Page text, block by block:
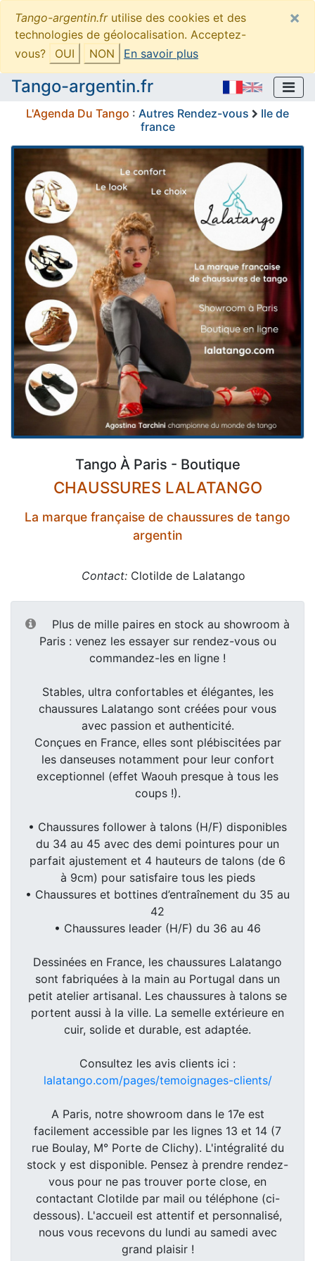
Tango-argentin.frutilise des cookies et des
technologies de géolocalisation. Acceptez-
vous?
OUI NON En savoir plus
×
Tango-argentin.fr
L'Agenda Du Tango : Autres Rendez-vous
Ile de
france
Tango À Paris - Boutique
CHAUSSURES LALATANGO
La marque française de chaussures de tango
argentin
Contact:Clotilde de Lalatango
Plus de mille paires en stock au showroom à
Paris : venez les essayer sur rendez-vous ou
commandez-les en ligne !
Stables, ultra confortables et élégantes, les
chaussures Lalatango sont créées pour vous
avec passion et authenticité.
Conçues en France, elles sont plébiscitées par
les danseuses notamment pour leur confort
exceptionnel (effet Waouh presque à tous les
coups !).
• Chaussures follower à talons (H/F) disponibles
du 34 au 45 avec des demi pointures pour un
parfait ajustement et 4 hauteurs de talons (de 6
à 9cm) pour satisfaire tous les pieds
• Chaussures et bottines d’entraînement du 35 au
42
• Chaussures leader (H/F) du 36 au 46
Dessinées en France, les chaussures Lalatango
sont fabriquées à la main au Portugal dans un
petit atelier artisanal. Les chaussures à talons se
portent aussi à la ville. La semelle extérieure en
cuir, solide et durable, est adaptée.
Consultez les avis clients ici :
lalatango.com/pages/temoignages-clients/
A Paris, notre showroom dans le 17e est
facilement accessible par les lignes 13 et 14 (7
rue Boulay, M° Porte de Clichy). L'intégralité du
stock y est disponible. Pensez à prendre rendez-
vous pour ne pas trouver porte close, en
contactant Clotilde par mail ou téléphone (ci-
dessous). L'accueil est attentif et personnalisé,
nous vous recevons du lundi au samedi avec
grand plaisir !